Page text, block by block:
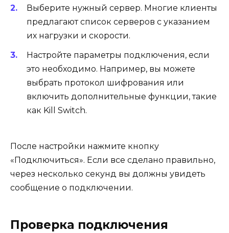
Выберите нужный сервер. Многие клиенты
предлагают список серверов с указанием
их нагрузки и скорости.
Настройте параметры подключения, если
это необходимо. Например, вы можете
выбрать протокол шифрования или
включить дополнительные функции, такие
как Kill Switch.
После настройки нажмите кнопку
«Подключиться». Если все сделано правильно,
через несколько секунд вы должны увидеть
сообщение о подключении.
Проверка подключения